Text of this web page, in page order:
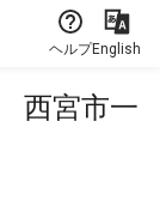
ヘルプEnglish
西宮市一